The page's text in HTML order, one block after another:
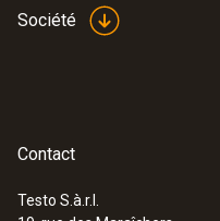
Société
Contact
Testo S.à.r.l.